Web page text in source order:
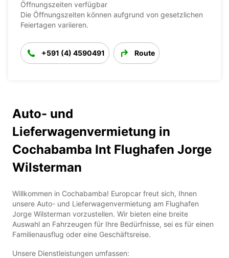
Öffnungszeiten verfügbar
Die Öffnungszeiten können aufgrund von gesetzlichen
Feiertagen variieren.
+591 (4) 4590491 Route
Auto- und
Lieferwagenvermietung in
Cochabamba Int Flughafen Jorge
Wilsterman
Willkommen in Cochabamba! Europcar freut sich, Ihnen
unsere Auto- und Lieferwagenvermietung am Flughafen
Jorge Wilsterman vorzustellen. Wir bieten eine breite
Auswahl an Fahrzeugen für Ihre Bedürfnisse, sei es für einen
Familienausflug oder eine Geschäftsreise.
Unsere Dienstleistungen umfassen: